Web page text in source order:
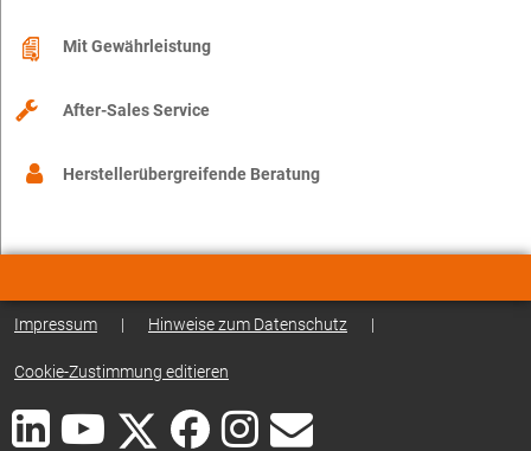
Mit Gewährleistung
After-Sales Service
Herstellerübergreifende Beratung
Impressum | Hinweise zum Datenschutz |
Cookie-Zustimmung editieren